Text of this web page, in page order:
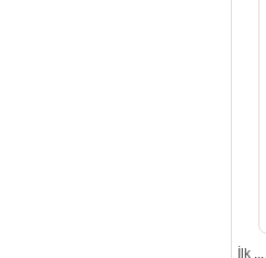
İlk ...